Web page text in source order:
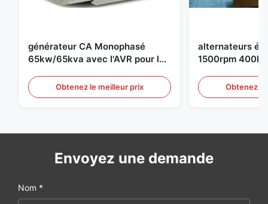
générateur CA Monophasé
65kw/65kva avec l'AVR pour le
Obtenez le meilleur prix
alternateurs
1500rpm
Obtenez
Envoyez une demande
Nom *